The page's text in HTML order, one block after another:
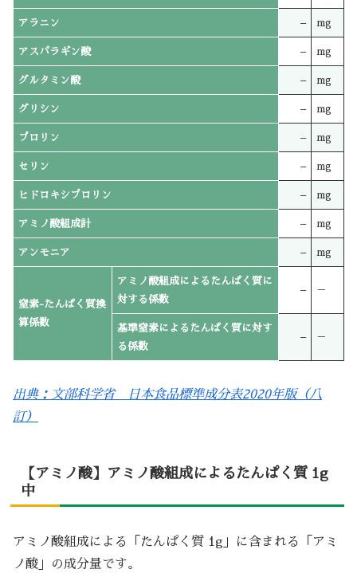
アラニン – mg
アスパラギン酸 – mg
グルタミン酸 – mg
グリシン – mg
プロリン – mg
セリン – mg
ヒドロキシプロリン – mg
アミノ酸組成計 – mg
アンモニア – mg
窒素-たんぱく質換
算係数
アミノ酸組成によるたんぱく質に
対する係数
– －
基準窒素によるたんぱく質に対す
る係数
– －
出典：文部科学省 日本食品標準成分表2020年版（八
訂）
【アミノ酸】アミノ酸組成によるたんぱく質 1g
中
アミノ酸組成による「たんぱく質 1g」に含まれる「アミ
ノ酸」の成分量です。